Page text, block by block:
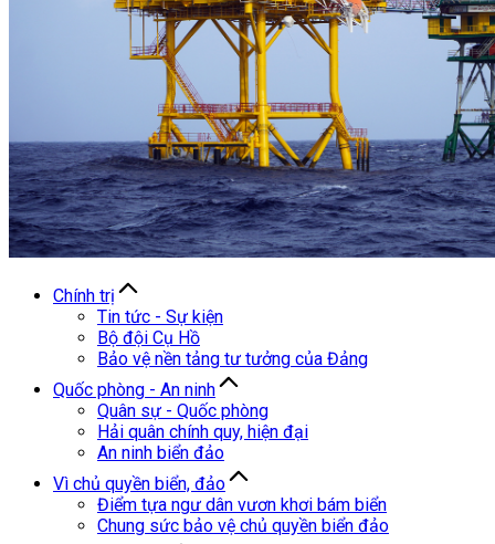
Chính trị
Tin tức - Sự kiện
Bộ đội Cụ Hồ
Bảo vệ nền tảng tư tưởng của Đảng
Quốc phòng - An ninh
Quân sự - Quốc phòng
Hải quân chính quy, hiện đại
An ninh biển đảo
Vì chủ quyền biển, đảo
Điểm tựa ngư dân vươn khơi bám biển
Chung sức bảo vệ chủ quyền biển đảo